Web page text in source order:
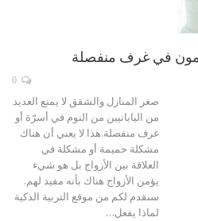
في غرف منفصلة
صغر المنازل والشقق لا يمنع العديد
من اليابانيين من النوم في أسرّة أو
غرف منفصلة.هذا لا يعني أن هناك
مشكلة حميمة أو مشكلة في
العلاقة بين الأزواج بل هو شيء
يؤمن الأزواج هناك بأنه مفيد لهم.
سنقدم لكم من موقع التربية الذكية
لماذا يفعل…